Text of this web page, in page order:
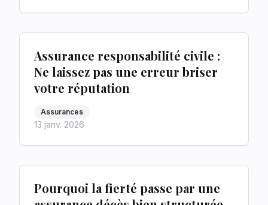
Assurance responsabilité civile :
Ne laissez pas une erreur briser
votre réputation
Assurances
13 janv. 2026
Pourquoi la fierté passe par une